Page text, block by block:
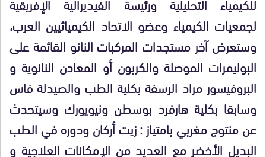
لجمعيات الكيمياء وعضو الاتحاد الكيميائيين العرب،
وستعرض آخر مستجدات المركبات النانو القائمة على
البوليمرات الموصلة والكربون أو المعادن النانوية و
البروفيسور مراد الرسفة بكلية الطب والصيدلة فاس
وسابقا بكلية هارفرد بوسطن ونيويورك وسيتحدث
عن منتوج مغربي بامتياز : زيت أركان ودوره في الطب
البديل الأخضر مع العديد من الإمكانات العلاجية و